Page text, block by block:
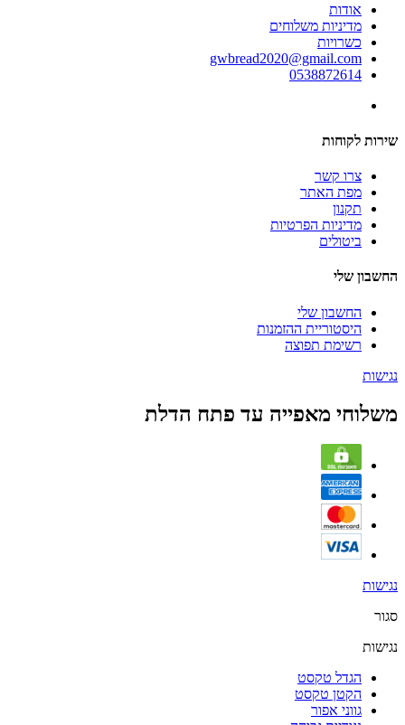
אודות
מדיניות משלוחים
כשרויות
gwbread2020@gmail.com
0538872614
שירות לקוחות
צרו קשר
מפת האתר
תקנון
מדיניות הפרטיות
ביטולים
החשבון שלי
החשבון שלי
היסטוריית ההזמנות
רשימת תפוצה
נגישות
משלוחי מאפייה עד פתח הדלת
נגישות
סגור
נגישות
הגדל טקסט
הקטן טקסט
גווני אפור